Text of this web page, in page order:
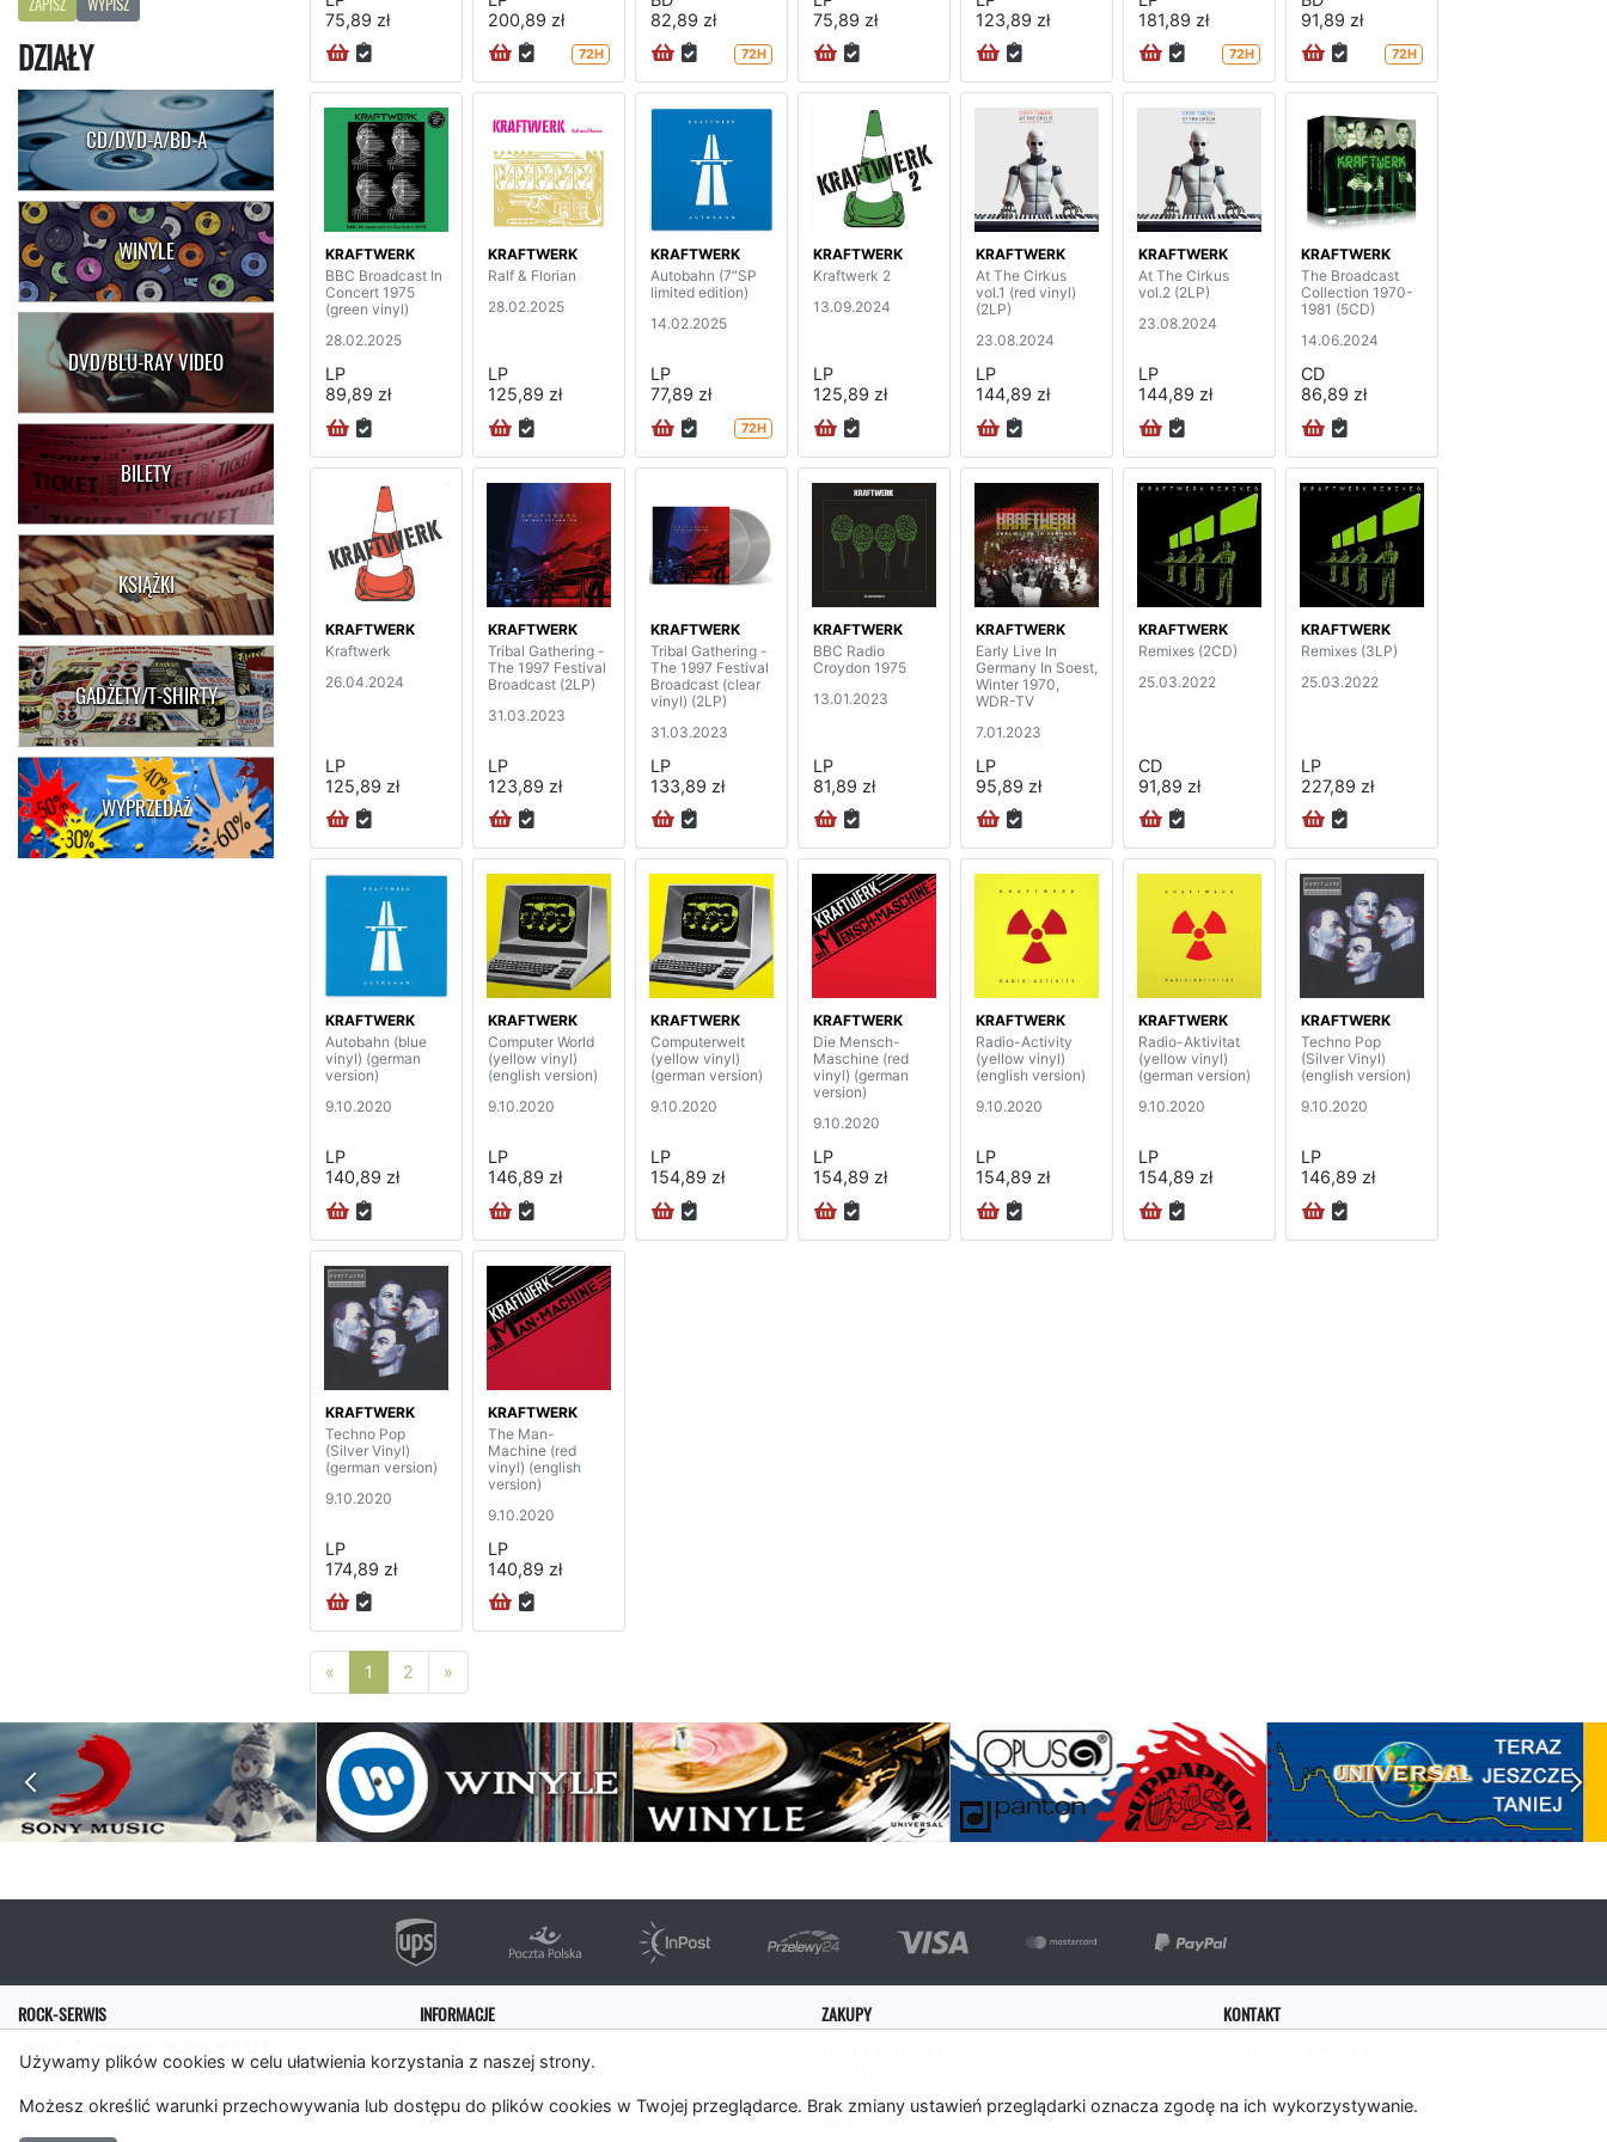
Używamy plików cookies w celu ułatwienia korzystania z naszej strony.
Możesz określić warunki przechowywania lub dostępu do plików cookies w Twojej przeglądarce. Brak zmiany ustawień przeglądarki oznacza zgodę na ich wykorzystywanie.
ZAPISZ WYPISZ
DZIAŁY
CD/DVD-A/BD-A
WINYLE
DVD/BLU-RAY VIDEO
BILETY
KSIĄŻKI
GADŻETY/T-SHIRTY
WYPRZEDAŻ
75,89 zł
200,89 zł
72H
82,89 zł
72H
75,89 zł
123,89 zł
181,89 zł
72H
91,89 zł
72H
KRAFTWERK
BBC Broadcast In
Concert 1975
(green vinyl)
28.02.2025
LP
89,89 zł
KRAFTWERK
Ralf & Florian
28.02.2025
LP
125,89 zł
KRAFTWERK
Autobahn (7”SP
limited edition)
14.02.2025
LP
77,89 zł
72H
KRAFTWERK
Kraftwerk 2
13.09.2024
LP
125,89 zł
KRAFTWERK
At The Cirkus
vol.1 (red vinyl)
(2LP)
23.08.2024
LP
144,89 zł
KRAFTWERK
At The Cirkus
vol.2 (2LP)
23.08.2024
LP
144,89 zł
KRAFTWERK
The Broadcast
Collection 1970-
1981 (5CD)
14.06.2024
CD
86,89 zł
KRAFTWERK
Kraftwerk
26.04.2024
LP
125,89 zł
KRAFTWERK
Tribal Gathering -
The 1997 Festival
Broadcast (2LP)
31.03.2023
LP
123,89 zł
KRAFTWERK
Tribal Gathering -
The 1997 Festival
Broadcast (clear
vinyl) (2LP)
31.03.2023
LP
133,89 zł
KRAFTWERK
BBC Radio
Croydon 1975
13.01.2023
LP
81,89 zł
KRAFTWERK
Early Live In
Germany In Soest,
Winter 1970,
WDR-TV
7.01.2023
LP
95,89 zł
KRAFTWERK
Remixes (2CD)
25.03.2022
CD
91,89 zł
KRAFTWERK
Remixes (3LP)
25.03.2022
LP
227,89 zł
KRAFTWERK
Autobahn (blue
vinyl) (german
version)
9.10.2020
LP
140,89 zł
KRAFTWERK
Computer World
(yellow vinyl)
(english version)
9.10.2020
LP
146,89 zł
KRAFTWERK
Computerwelt
(yellow vinyl)
(german version)
9.10.2020
LP
154,89 zł
KRAFTWERK
Die Mensch-
Maschine (red
vinyl) (german
version)
9.10.2020
LP
154,89 zł
KRAFTWERK
Radio-Activity
(yellow vinyl)
(english version)
9.10.2020
LP
154,89 zł
KRAFTWERK
Radio-Aktivitat
(yellow vinyl)
(german version)
9.10.2020
LP
154,89 zł
KRAFTWERK
Techno Pop
(Silver Vinyl)
(english version)
9.10.2020
LP
146,89 zł
KRAFTWERK
Techno Pop
(Silver Vinyl)
(german version)
9.10.2020
LP
174,89 zł
KRAFTWERK
The Man-
Machine (red
vinyl) (english
version)
9.10.2020
LP
140,89 zł
« Poprzednia strona
1 2 »
ROCK-SERWIS
31-543 Kraków
INFORMACJE
Pomoc
Polityka cookies
ZAKUPY
Panel Klienta
KONTAKT